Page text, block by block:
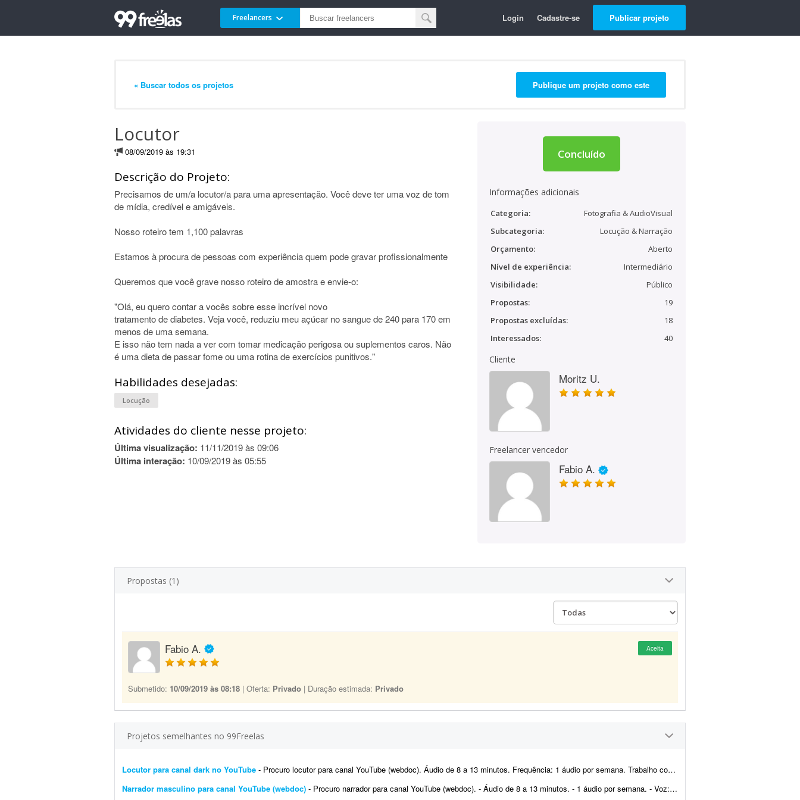
Freelancers Login Cadastre-se Publicar projeto
« Buscar todos os projetos Publique um projeto como este
Locutor
08/09/2019 às 19:31
Descrição do Projeto:
Precisamos de um/a locutor/a para uma apresentação. Você deve ter uma voz de tom
de mídia, credível e amigáveis.
Nosso roteiro tem 1,100 palavras
Estamos à procura de pessoas com experiência quem pode gravar profissionalmente
Queremos que você grave nosso roteiro de amostra e envie-o:
"Olá, eu quero contar a vocês sobre esse incrível novo
tratamento de diabetes. Veja você, reduziu meu açúcar no sangue de 240 para 170 em
menos de uma semana.
E isso não tem nada a ver com tomar medicação perigosa ou suplementos caros. Não
é uma dieta de passar fome ou uma rotina de exercícios punitivos."
Habilidades desejadas:
Locução
Atividades do cliente nesse projeto:
Última visualização: 11/11/2019 às 09:06
Última interação: 10/09/2019 às 05:55
Concluído
Informações adicionais
Categoria:
Fotografia & AudioVisual
Subcategoria:
Locução & Narração
Orçamento:
Aberto
Nível de experiência:
Intermediário
Visibilidade:
Público
Propostas:
19
Propostas excluídas:
18
Interessados:
40
Cliente
Moritz U.
Freelancer vencedor
Fabio A.
Propostas (1)
Fabio A. Aceita
Submetido: 10/09/2019 às 08:18 | Oferta: Privado | Duração estimada: Privado
Projetos semelhantes no 99Freelas
Locutor para canal dark no YouTube - Procuro locutor para canal YouTube (webdoc). Áudio de 8 a 13 minutos. Frequência: 1 áudio por semana. Trabalho contínuo para vídeos com tom dark e narrativa docume...
Narrador masculino para canal YouTube (webdoc) - Procuro narrador para canal YouTube (webdoc). - Áudio de 8 a 13 minutos. - 1 áudio por semana. - Voz: masculina. Vamos trabalhar juntos?